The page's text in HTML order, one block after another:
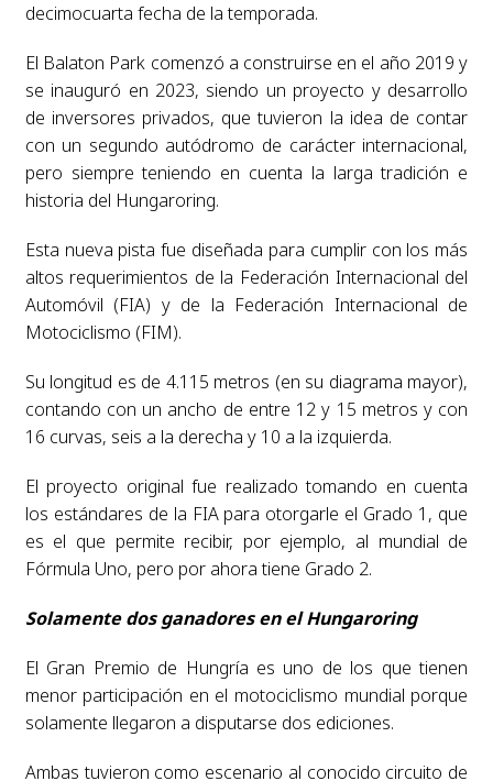
decimocuarta fecha de la temporada.
El Balaton Park comenzó a construirse en el año 2019 y
se inauguró en 2023, siendo un proyecto y desarrollo
de inversores privados, que tuvieron la idea de contar
con un segundo autódromo de carácter internacional,
pero siempre teniendo en cuenta la larga tradición e
historia del Hungaroring.
Esta nueva pista fue diseñada para cumplir con los más
altos requerimientos de la Federación Internacional del
Automóvil (FIA) y de la Federación Internacional de
Motociclismo (FIM).
Su longitud es de 4.115 metros (en su diagrama mayor),
contando con un ancho de entre 12 y 15 metros y con
16 curvas, seis a la derecha y 10 a la izquierda.
El proyecto original fue realizado tomando en cuenta
los estándares de la FIA para otorgarle el Grado 1, que
es el que permite recibir, por ejemplo, al mundial de
Fórmula Uno, pero por ahora tiene Grado 2.
Solamente dos ganadores en el Hungaroring
El Gran Premio de Hungría es uno de los que tienen
menor participación en el motociclismo mundial porque
solamente llegaron a disputarse dos ediciones.
Ambas tuvieron como escenario al conocido circuito de